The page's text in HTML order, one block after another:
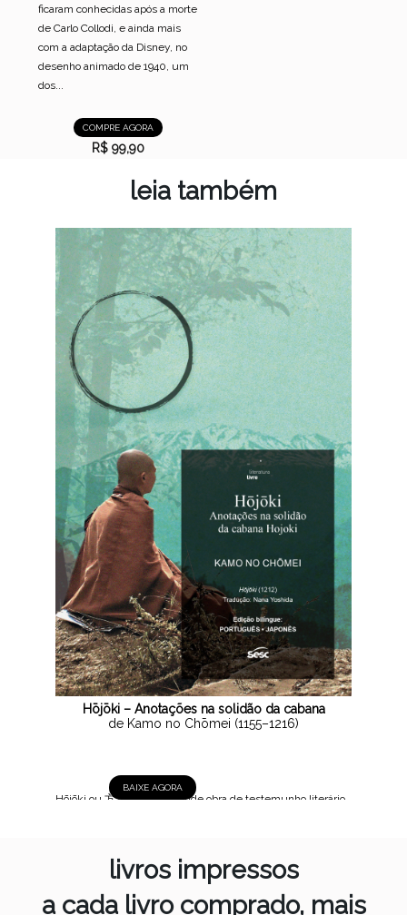
ficaram conhecidas após a morte
de Carlo Collodi, e ainda mais
com a adaptação da Disney, no
desenho animado de 1940, um
dos...
COMPRE AGORA
R$ 99,90
leia também
Hōjōki – Anotações na solidão da cabana
de Kamo no Chōmei (1155–1216)
Hōjōki ou 方丈記, 1212 Grande obra de testemunho literário
da impermanência, afastando-se da antiga capital Heiankyō,
BAIXE AGORA
livros impressos
a cada livro comprado, mais